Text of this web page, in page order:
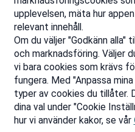
upplevelsen, mäta hur
relevant innehåll.
Om du väljer "Godkänn alla"
och marknadsföring. Väljer
vi bara cookies som krävs
fungera. Med "Anpassa
typer av cookies du tillåter.
dina val under "Cookie
hur vi använder kakor, se vår